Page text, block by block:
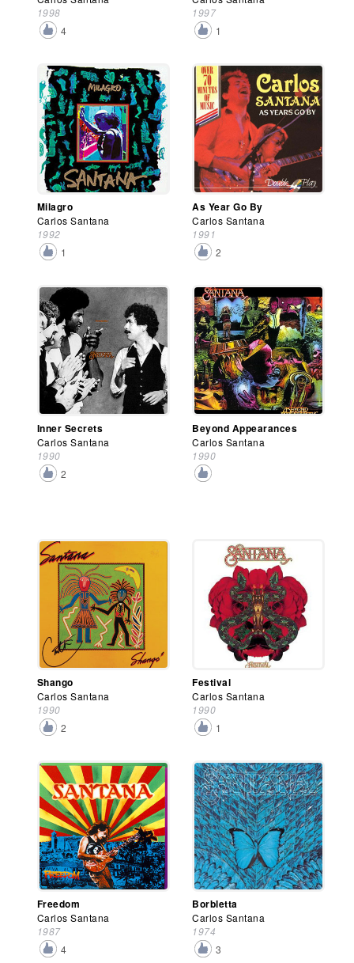
1998
4
1997
1
Milagro
Carlos Santana
1992
1
As Year Go By
Carlos Santana
1991
2
Inner Secrets
Carlos Santana
1990
2
Beyond Appearances
Carlos Santana
1990
Shango
Carlos Santana
1990
2
Festival
Carlos Santana
1990
1
Freedom
Carlos Santana
1987
4
Borbletta
Carlos Santana
1974
3